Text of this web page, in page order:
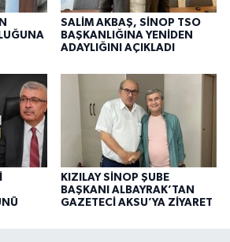
SALİM AKBAŞ, SİNOP TSO
BAŞKANLIĞINA YENİDEN
ADAYLIĞINI AÇIKLADI
KIZILAY SİNOP ŞUBE
BAŞKANI ALBAYRAK’TAN
GAZETECİ AKSU’YA ZİYARET